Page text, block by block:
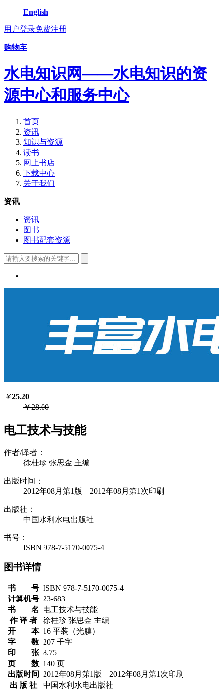
English
用户登录免费注册
购物车
水电知识网——水电知识的资
源中心和服务中心
首页
资讯
知识与资源
读书
网上书店
下载中心
关于我们
资讯
资讯
图书
图书配套资源
￥25.20
￥28.00
电工技术与技能
作者/译者：
徐桂珍 张思金 主编
出版时间：
2012年08月第1版 2012年08月第1次印刷
出版社：
中国水利水电出版社
书号：
ISBN 978-7-5170-0075-4
图书详情
书 号 ISBN 978-7-5170-0075-4
计算机号 23-683
书 名
电工技术与技能
作 译 者
徐桂珍 张思金 主编
开 本 16 平装（光膜）
字 数 207 千字
印 张 8.75
页 数 140 页
出版时间
2012年08月第1版 2012年08月第1次印刷
出 版 社
中国水利水电出版社